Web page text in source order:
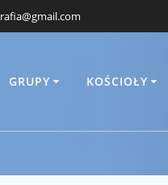
GRUPY KOŚCIOŁY